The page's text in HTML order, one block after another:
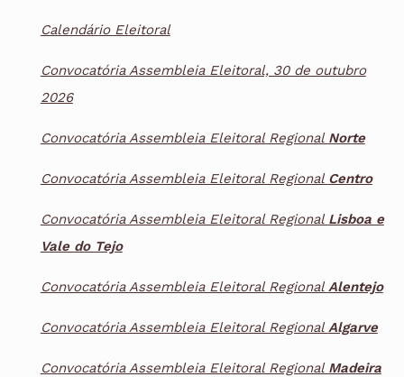
Calendário Eleitoral
Convocatória Assembleia Eleitoral, 30 de outubro
2026
Convocatória Assembleia Eleitoral Regional Norte
Convocatória Assembleia Eleitoral Regional Centro
Convocatória Assembleia Eleitoral Regional Lisboa e
Vale do Tejo
Convocatória Assembleia Eleitoral RegionalAlentejo
Convocatória Assembleia Eleitoral RegionalAlgarve
Convocatória Assembleia Eleitoral Regional Madeira